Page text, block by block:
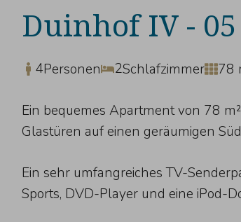
Duinhof IV - 05
4Personen 2Schlafzimmer 78
Ein bequemes Apartment von 78
Glastüren auf einen geräumigen
Ein sehr umfangreiches TV-
Sports, DVD-Player und eine iPod-